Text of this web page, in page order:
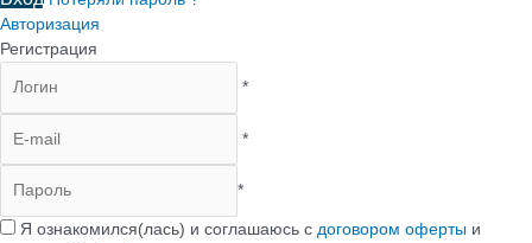
Авторизация
Регистрация
*
*
*
Я ознакомился(лась) и соглашаюсь с договором оферты и